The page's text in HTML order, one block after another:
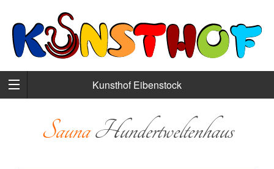
Kunsthof Eibenstock
SaunaHundertweltenhaus